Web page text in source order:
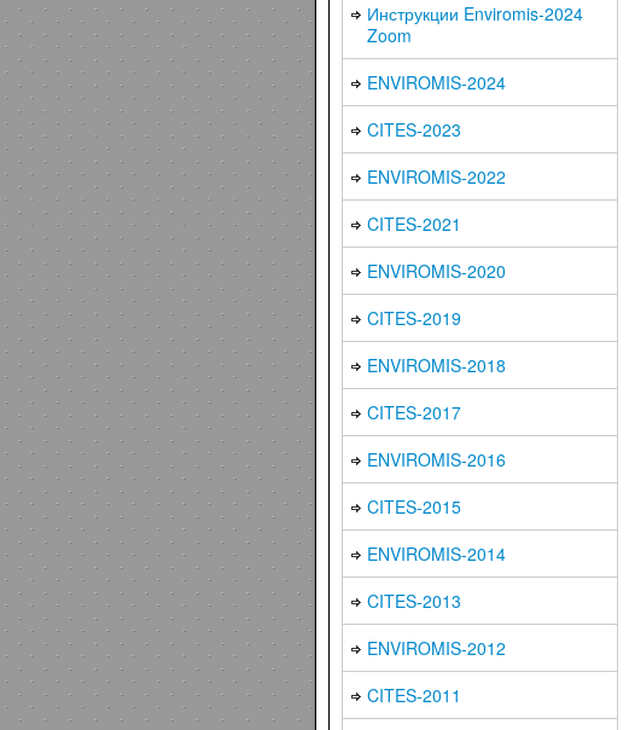
Инструкции Enviromis-2024
Zoom
ENVIROMIS-2024
CITES-2023
ENVIROMIS-2022
CITES-2021
ENVIROMIS-2020
CITES-2019
ENVIROMIS-2018
CITES-2017
ENVIROMIS-2016
CITES-2015
ENVIROMIS-2014
CITES-2013
ENVIROMIS-2012
CITES-2011